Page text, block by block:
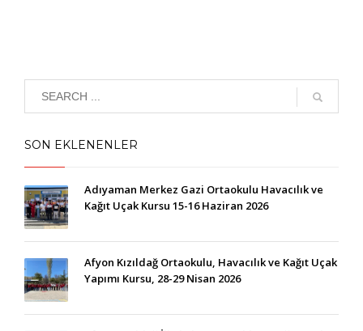
SON EKLENENLER
Adıyaman Merkez Gazi Ortaokulu Havacılık ve
Kağıt Uçak Kursu 15-16 Haziran 2026
Afyon Kızıldağ Ortaokulu, Havacılık ve Kağıt Uçak
Yapımı Kursu, 28-29 Nisan 2026